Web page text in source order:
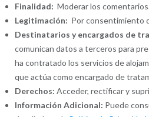
Finalidad: Moderar los comentarios.
Legitimación: Por consentimiento
Destinatarios y encargados de
comunican datos a terceros para
ha contratado los servicios de
que actúa como encargado de
Derechos: Acceder, rectificar y
Información Adicional: Puede